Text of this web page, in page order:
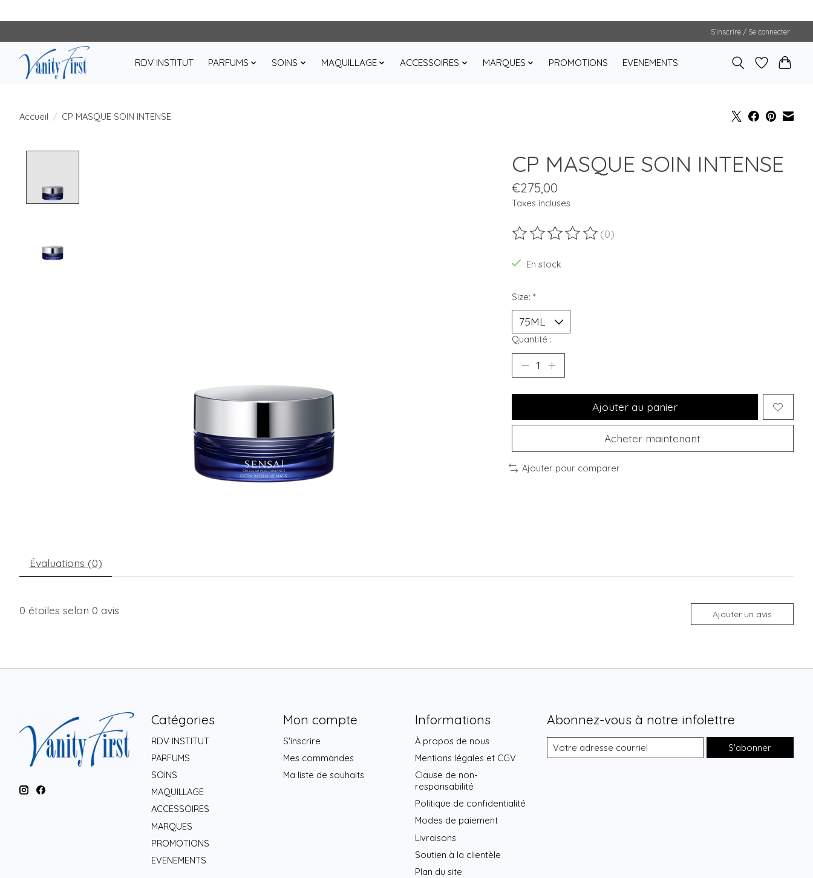
S’inscrire / Se connecter
RDV INSTITUT PARFUMS SOINS MAQUILLAGE ACCESSOIRES MARQUES PROMOTIONS EVENEMENTS
Accueil / CP MASQUE SOIN INTENSE
CP MASQUE SOIN INTENSE
€275,00
Taxes incluses
Ce produit est évalué à
(0)
En stock
Size: *
Quantité :
Ajouter au panier
Acheter maintenant
Ajouter pour comparer
Évaluations (0)
0 étoiles selon 0 avis Ajouter un avis
Catégories
RDV INSTITUT
PARFUMS
SOINS
MAQUILLAGE
ACCESSOIRES
MARQUES
PROMOTIONS
EVENEMENTS
Mon compte
S'inscrire
Mes commandes
Ma liste de souhaits
Informations
À propos de nous
Mentions légales et CGV
Clause de non-
responsabilité
Politique de confidentialité
Modes de paiement
Livraisons
Soutien à la clientèle
Plan du site
Abonnez-vous à notre infolettre
S'abonner